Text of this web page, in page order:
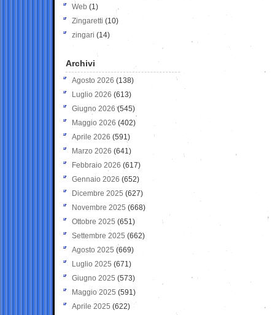
Web (1)
Zingaretti (10)
zingari (14)
Archivi
Agosto 2026 (138)
Luglio 2026 (613)
Giugno 2026 (545)
Maggio 2026 (402)
Aprile 2026 (591)
Marzo 2026 (641)
Febbraio 2026 (617)
Gennaio 2026 (652)
Dicembre 2025 (627)
Novembre 2025 (668)
Ottobre 2025 (651)
Settembre 2025 (662)
Agosto 2025 (669)
Luglio 2025 (671)
Giugno 2025 (573)
Maggio 2025 (591)
Aprile 2025 (622)